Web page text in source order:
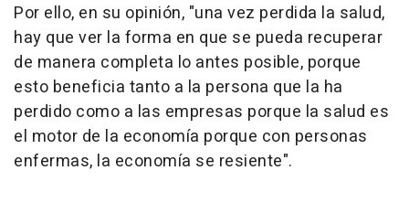
Por ello, en su opinión, "una vez perdida la salud,
hay que ver la forma en que se pueda recuperar
de manera completa lo antes posible, porque
esto beneficia tanto a la persona que la ha
perdido como a las empresas porque la salud es
el motor de la economía porque con personas
enfermas, la economía se resiente".